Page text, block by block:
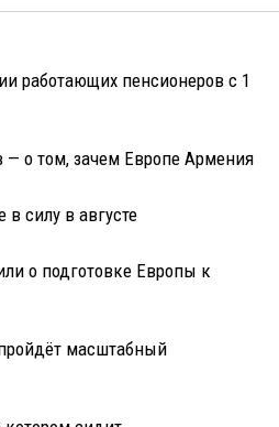
работающих пенсионеров с 1
о том, зачем Европе Армения
силу в августе
о подготовке Европы к
масштабный